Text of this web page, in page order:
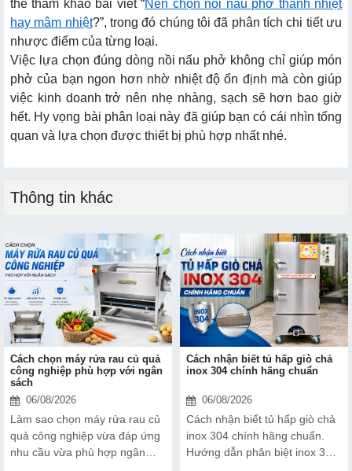
thể tham khảo bài viết “Nên chọn nồi nấu phở thanh nhiệt
hay mâm nhiệt?”, trong đó chúng tôi đã phân tích chi tiết ưu
nhược điểm của từng loại.
Việc lựa chọn đúng dòng nồi nấu phở không chỉ giúp món
phở của bạn ngon hơn nhờ nhiệt độ ổn định mà còn giúp
việc kinh doanh trở nên nhẹ nhàng, sạch sẽ hơn bao giờ
hết. Hy vọng bài phân loại này đã giúp bạn có cái nhìn tổng
quan và lựa chọn được thiết bị phù hợp nhất nhé.
Thông tin khác
Cách chọn máy rửa rau củ quả
công nghiệp phù hợp với ngân
sách
06/08/2026
Làm sao chọn máy rửa rau củ
quả công nghiệp vừa đáp ứng
nhu cầu vừa phù hợp ngân
Cách nhận biết tủ hấp giò chả
inox 304 chính hãng chuẩn
06/08/2026
Cách nhận biết tủ hấp giò chả
inox 304 chính hãng chuẩn.
Hướng dẫn phân biệt inox 304